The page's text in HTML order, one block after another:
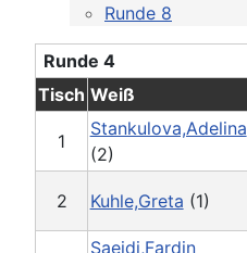
Runde 8
Runde 4
Tisch Weiß
1
Stankulova,Adelina
(2)
2 Kuhle,Greta (1)
Saeidi,Fardin